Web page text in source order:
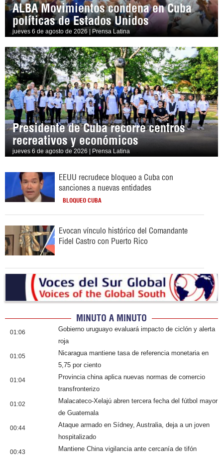
ALBA Movimientos condena en Cuba
políticas de Estados Unidos
jueves 6 de agosto de 2026 | Prensa Latina
Presidente de Cuba recorre centros
recreativos y económicos
jueves 6 de agosto de 2026 | Prensa Latina
EEUU recrudece bloqueo a Cuba con
sanciones a nuevas entidades
BLOQUEO CUBA
Evocan vínculo histórico del Comandante
Fidel Castro con Puerto Rico
MINUTO A MINUTO
01:06
Gobierno uruguayo evaluará impacto de ciclón y alerta
roja
01:05
Nicaragua mantiene tasa de referencia monetaria en
5,75 por ciento
01:04
Provincia china aplica nuevas normas de comercio
transfronterizo
01:02
Malacateco-Xelajú abren tercera fecha del fútbol mayor
de Guatemala
00:44
Ataque armado en Sídney, Australia, deja a un joven
hospitalizado
00:43
Mantiene China vigilancia ante cercanía de tifón